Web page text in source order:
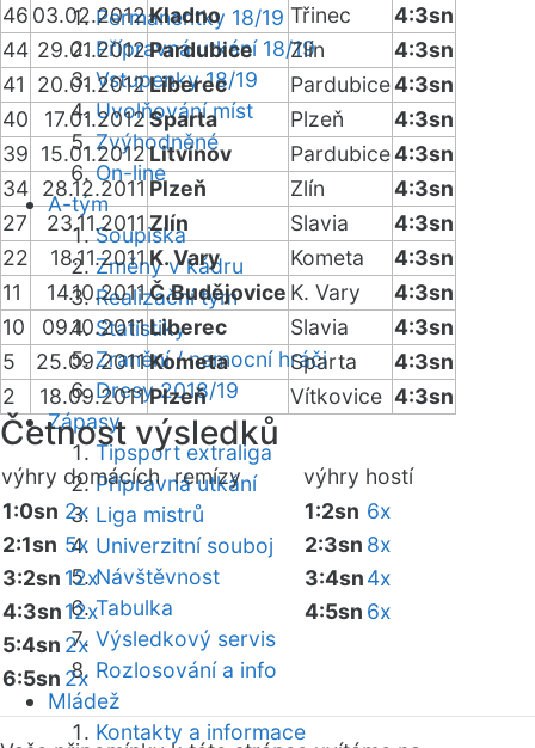
Permanentky 18/19
Přípravná utkání 18/19
Vstupenky 18/19
Uvolňování míst
Zvýhodněné
On-line
A-tým
Soupiska
Změny v kádru
Realizační tým
Statistiky
Zranění / nemocní hráči
Dresy 2018/19
Zápasy
Tipsport extraliga
Přípravná utkání
Liga mistrů
Univerzitní souboj
Návštěvnost
Tabulka
Výsledkový servis
Rozlosování a info
Mládež
Kontakty a informace
46 03.02.2012Kladno Třinec
4:3sn
44 29.01.2012Pardubice Zlín
4:3sn
41
20.01.2012Liberec Pardubice4:3sn
40
17.01.2012Sparta Plzeň
4:3sn
39 15.01.2012Litvínov Pardubice4:3sn
34 28.12.2011Plzeň Zlín
4:3sn
27
23.11.2011 Zlín Slavia
4:3sn
22
18.11.2011K. Vary Kometa
4:3sn
11
14.10.2011Č.Budějovice K. Vary
4:3sn
10
09.10.2011Liberec Slavia
4:3sn
5
25.09.2011Kometa Sparta
4:3sn
2
18.09.2011Plzeň Vítkovice 4:3sn
Četnost výsledků
výhry domácíchremízy výhry hostí
1:0sn 2x
2:1sn 5x
3:2sn 12x
4:3sn12x
5:4sn 2x
6:5sn 2x
1:2sn 6x
2:3sn 8x
3:4sn4x
4:5sn 6x